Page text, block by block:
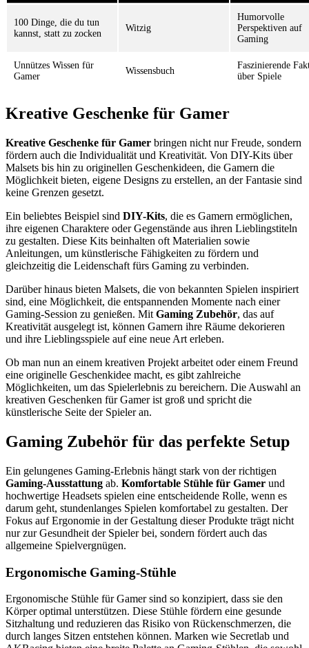
100 Dinge, die du tun
kannst, statt zu zocken
Witzig
Humorvolle
Perspektiven auf
Gaming
Unnützes Wissen für
Gamer
Wissensbuch
Faszinierende
über Spiele
Kreative Geschenke für Gamer
Kreative Geschenke für Gamer bringen nicht nur Freude, sondern
fördern auch die Individualität und Kreativität. Von DIY-Kits über
Malsets bis hin zu originellen Geschenkideen, die Gamern die
Möglichkeit bieten, eigene Designs zu erstellen, an der Fantasie sind
keine Grenzen gesetzt.
Ein beliebtes Beispiel sind DIY-Kits, die es Gamern ermöglichen,
ihre eigenen Charaktere oder Gegenstände aus ihren Lieblingstiteln
zu gestalten. Diese Kits beinhalten oft Materialien sowie
Anleitungen, um künstlerische Fähigkeiten zu fördern und
gleichzeitig die Leidenschaft fürs Gaming zu verbinden.
Darüber hinaus bieten Malsets, die von bekannten Spielen inspiriert
sind, eine Möglichkeit, die entspannenden Momente nach einer
Gaming-Session zu genießen. Mit Gaming Zubehör, das auf
Kreativität ausgelegt ist, können Gamern ihre Räume dekorieren
und ihre Lieblingsspiele auf eine neue Art erleben.
Ob man nun an einem kreativen Projekt arbeitet oder einem Freund
eine originelle Geschenkidee macht, es gibt zahlreiche
Möglichkeiten, um das Spielerlebnis zu bereichern. Die Auswahl an
kreativen Geschenken für Gamer ist groß und spricht die
künstlerische Seite der Spieler an.
Gaming Zubehör für das perfekte Setup
Ein gelungenes Gaming-Erlebnis hängt stark von der richtigen
Gaming-Ausstattung ab. Komfortable Stühle für Gamer und
hochwertige Headsets spielen eine entscheidende Rolle, wenn es
darum geht, stundenlanges Spielen komfortabel zu gestalten. Der
Fokus auf Ergonomie in der Gestaltung dieser Produkte trägt nicht
nur zur Gesundheit der Spieler bei, sondern fördert auch das
allgemeine Spielvergnügen.
Ergonomische Gaming-Stühle
Ergonomische Stühle für Gamer sind so konzipiert, dass sie den
Körper optimal unterstützen. Diese Stühle fördern eine gesunde
Sitzhaltung und reduzieren das Risiko von Rückenschmerzen, die
durch langes Sitzen entstehen können. Marken wie Secretlab und